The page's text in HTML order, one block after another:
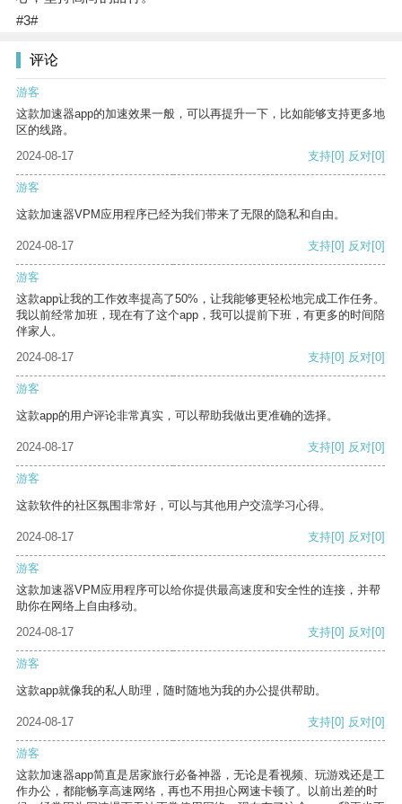
#3#
评论
游客
这款加速器app的加速效果一般，可以再提升一下，比如能够支持更多地
区的线路。
2024-08-17
支持[0] 反对[0]
游客
这款加速器VPM应用程序已经为我们带来了无限的隐私和自由。
2024-08-17 支持[0] 反对[0]
游客
这款app让我的工作效率提高了50%，让我能够更轻松地完成工作任务。
我以前经常加班，现在有了这个app，我可以提前下班，有更多的时间陪
伴家人。
2024-08-17
支持[0] 反对[0]
游客
这款app的用户评论非常真实，可以帮助我做出更准确的选择。
2024-08-17 支持[0] 反对[0]
游客
这款软件的社区氛围非常好，可以与其他用户交流学习心得。
2024-08-17 支持[0] 反对[0]
游客
这款加速器VPM应用程序可以给你提供最高速度和安全性的连接，并帮
助你在网络上自由移动。
2024-08-17
支持[0] 反对[0]
游客
这款app就像我的私人助理，随时随地为我的办公提供帮助。
2024-08-17 支持[0] 反对[0]
游客
这款加速器app简直是居家旅行必备神器，无论是看视频、玩游戏还是工
作办公，都能畅享高速网络，再也不用担心网速卡顿了。以前出差的时